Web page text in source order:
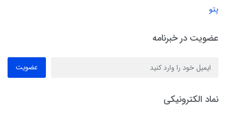
پتو
عضویت در خبرنامه
عضویت
نماد الکترونیکی